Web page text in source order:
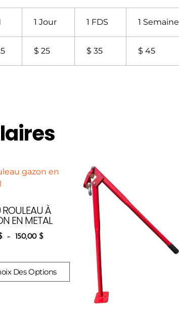
1 Jour 1 FDS 1 Semaine
$ 25 $ 35 $ 45
À
EN METAL
– 150,00 $
Des Options